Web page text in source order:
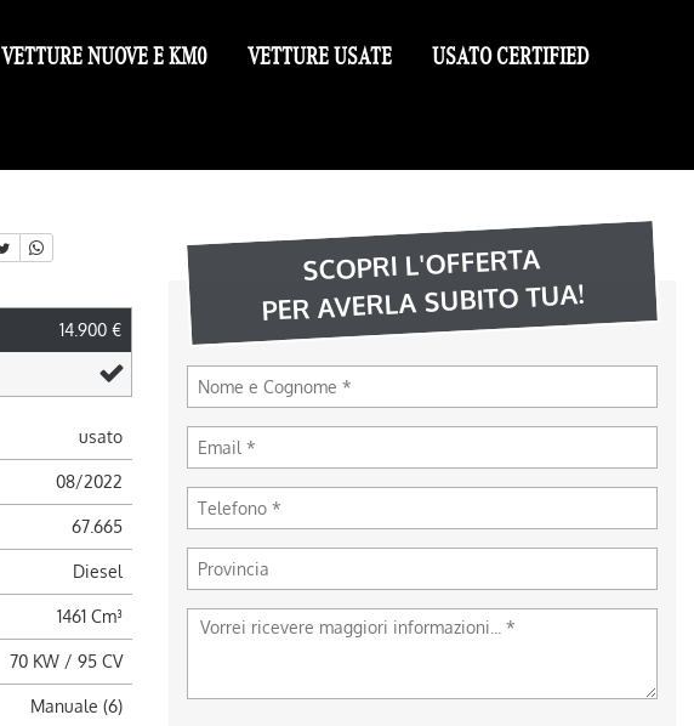
VETTURE NUOVE E KM0 VETTURE USATE USATO CERTIFIED
14.900 €
usato
08/2022
67.665
Diesel
1461 Cm³
70 KW / 95 CV
Manuale (6)
SCOPRI L'OFFERTA
PER AVERLA SUBITO TUA!